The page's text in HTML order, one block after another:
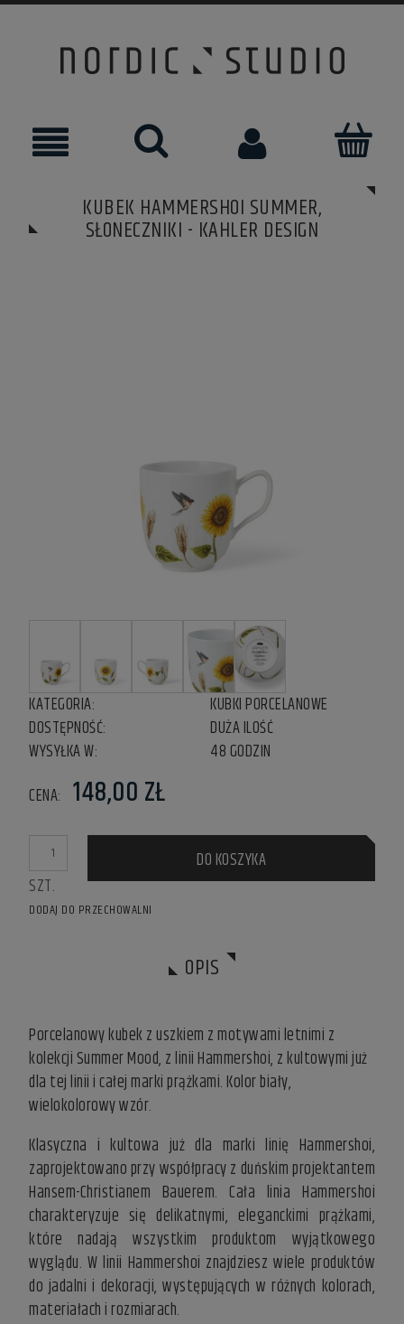
KUBEK HAMMERSHOI SUMMER,
SŁONECZNIKI - KAHLER DESIGN
KATEGORIA:
KUBKI PORCELANOWE
DOSTĘPNOŚĆ:
DUŻA ILOŚĆ
WYSYŁKA W:
48 GODZIN
CENA: 148,00 ZŁ
SZT.
DO KOSZYKA
DODAJ DO PRZECHOWALNI
OPIS
Porcelanowy kubek z uszkiem z motywami letnimi z
kolekcji Summer Mood, z linii Hammershoi, z kultowymi już
dla tej linii i całej marki prążkami. Kolor biały,
wielokolorowy wzór.
Klasyczna i kultowa już dla marki linię Hammershoi,
zaprojektowano przy współpracy z duńskim projektantem
Hansem-Christianem Bauerem. Cała linia Hammershoi
charakteryzuje się delikatnymi, eleganckimi prążkami,
które nadają wszystkim produktom wyjątkowego
wyglądu. W linii Hammershoi znajdziesz wiele produktów
do jadalni i dekoracji, występujących w różnych kolorach,
materiałach i rozmiarach.